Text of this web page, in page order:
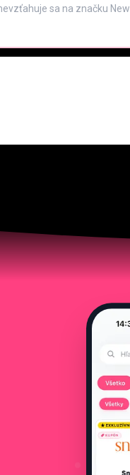
sa na značku New